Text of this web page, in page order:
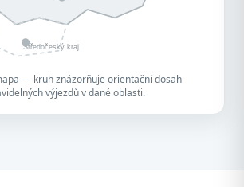
Středočeský kraj
— kruh znázorňuje orientační dosah
výjezdů v dané oblasti.